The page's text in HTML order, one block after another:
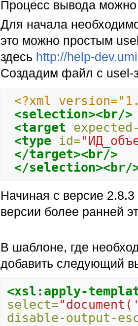
Процесс вывода можно
Для начала
это можно простым
здесь http://help-
Создадим файл с usel-
<?xml
<selection><br/>
<target
<type
id=
</target><br/>
</selection><br/
Начиная с версие
версии более ранней
В шаблоне, где
добавить следующий
<xsl:apply-
select=
disable-output-